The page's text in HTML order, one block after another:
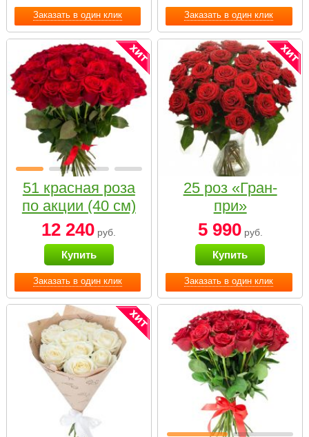
Заказать в один клик Заказать в один клик
Заказать в один клик
51 красная роза
по акции (40 см)
12 240 руб.
Купить
Заказать в один клик
25 роз «Гран-
при»
5 990руб.
Купить